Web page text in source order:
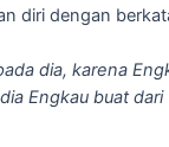
diri dengan
dia, karena
Engkau buat dari